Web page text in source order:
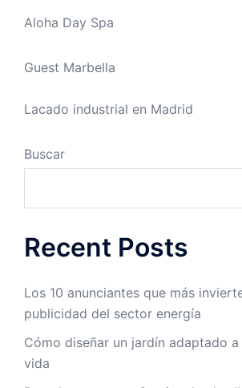
Aloha Day Spa
Guest Marbella
Lacado industrial en Madrid
Buscar
Recent Posts
Los 10 anunciantes que más
publicidad del sector energía
Cómo diseñar un jardín adaptado
vida